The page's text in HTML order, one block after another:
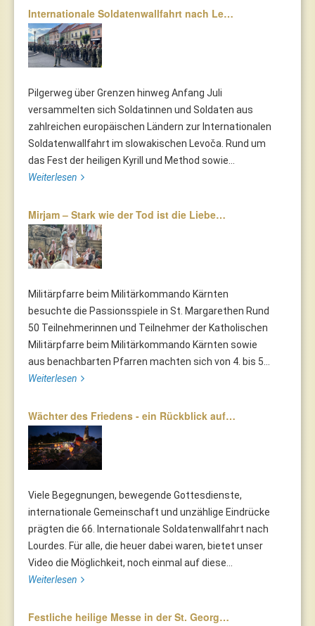
Internationale Soldatenwallfahrt nach Le…
Pilgerweg über Grenzen hinweg Anfang Juli
versammelten sich Soldatinnen und Soldaten aus
zahlreichen europäischen Ländern zur Internationalen
Soldatenwallfahrt im slowakischen Levoča. Rund um
das Fest der heiligen Kyrill und Method sowie...
Weiterlesen
Mirjam – Stark wie der Tod ist die Liebe…
Militärpfarre beim Militärkommando Kärnten
besuchte die Passionsspiele in St. Margarethen Rund
50 Teilnehmerinnen und Teilnehmer der Katholischen
Militärpfarre beim Militärkommando Kärnten sowie
aus benachbarten Pfarren machten sich von 4. bis 5...
Weiterlesen
Wächter des Friedens - ein Rückblick auf…
Viele Begegnungen, bewegende Gottesdienste,
internationale Gemeinschaft und unzählige Eindrücke
prägten die 66. Internationale Soldatenwallfahrt nach
Lourdes. Für alle, die heuer dabei waren, bietet unser
Video die Möglichkeit, noch einmal auf diese...
Weiterlesen
Festliche heilige Messe in der St. Georg…